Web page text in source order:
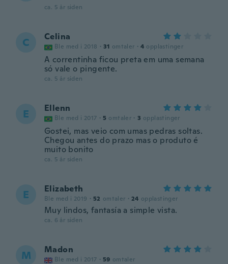
ca. 5 år siden
C Celina
Ble med i 2018 · 31 omtaler · 4 opplastinger
A correntinha ficou preta em uma semana
só vale o pingente.
ca. 5 år siden
E Ellenn
Ble med i 2017 · 5 omtaler · 3 opplastinger
Gostei, mas veio com umas pedras soltas.
Chegou antes do prazo mas o produto é
muito bonito
ca. 5 år siden
E Elizabeth
Ble med i 2019 · 52 omtaler · 24 opplastinger
Muy lindos, fantasía a simple vista.
ca. 6 år siden
M Madon
Ble med i 2017 · 59 omtaler